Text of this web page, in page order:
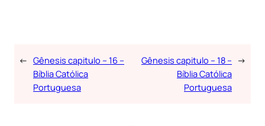
← Gênesis capitulo – 16 –
Bíblia Católica
Portuguesa
Gênesis capitulo – 18 –
Bíblia Católica
Portuguesa
→